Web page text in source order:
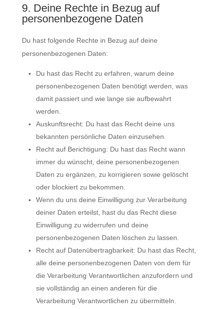
9. Deine Rechte in Bezug auf
personenbezogene Daten
Du hast folgende Rechte in Bezug auf deine
personenbezogenen Daten:
Du hast das Recht zu erfahren, warum deine
personenbezogenen Daten benötigt werden, was
damit passiert und wie lange sie aufbewahrt
werden.
Auskunftsrecht: Du hast das Recht deine uns
bekannten persönliche Daten einzusehen.
Recht auf Berichtigung: Du hast das Recht wann
immer du wünscht, deine personenbezogenen
Daten zu ergänzen, zu korrigieren sowie gelöscht
oder blockiert zu bekommen.
Wenn du uns deine Einwilligung zur Verarbeitung
deiner Daten erteilst, hast du das Recht diese
Einwilligung zu widerrufen und deine
personenbezogenen Daten löschen zu lassen.
Recht auf Datenübertragbarkeit: Du hast das Recht,
alle deine personenbezogenen Daten von dem für
die Verarbeitung Verantwortlichen anzufordern und
sie vollständig an einen anderen für die
Verarbeitung Verantwortlichen zu übermitteln.